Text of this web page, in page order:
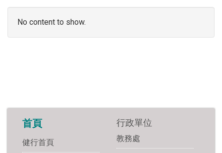
No content to show.
首頁
健行首頁
行政單位
教務處